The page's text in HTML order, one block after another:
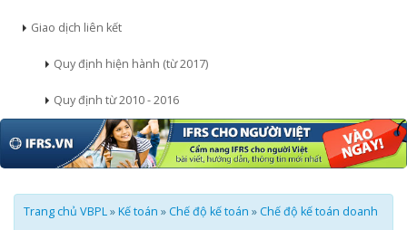
Giao dịch liên kết
Quy định hiện hành (từ 2017)
Quy định từ 2010 - 2016
Trang chủ VBPL»Kế toán » Chế độ kế toán » Chế độ kế toán doanh